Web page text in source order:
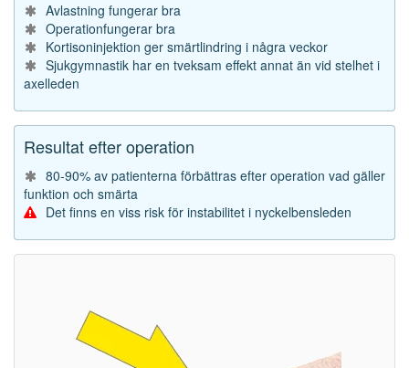
Avlastning fungerar bra
Operationfungerar bra
Kortisoninjektion ger smärtlindring i några veckor
Sjukgymnastik har en tveksam effekt annat än vid stelhet i
axelleden
Resultat efter operation
80-90% av patienterna förbättras efter operation vad gäller
funktion och smärta
Det finns en viss risk för instabilitet i nyckelbensleden